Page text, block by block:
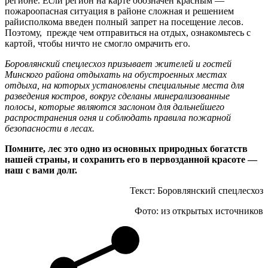
пожароопасная ситуация в районе сложная и решением
райисполкома введен полный запрет на посещение лесов.
Поэтому, прежде чем отправиться на отдых, ознакомьтесь с
картой, чтобы ничто не смогло омрачить его.
Боровлянский спецлесхоз призывает жителей и гостей
Минского района отдыхать на обустроенных местах
отдыха, на которых установлены специальные места для
разведения костров, вокруг сделаны минерализованные
полосы, которые являются заслоном для дальнейшего
распространения огня и соблюдать правила пожарной
безопасности в лесах.
Помните, лес это одно из основных природных богатств
нашей страны, и сохранить его в первозданной красоте —
наш с вами долг.
Текст: Боровлянский спецлесхоз
Фото: из открытых источников